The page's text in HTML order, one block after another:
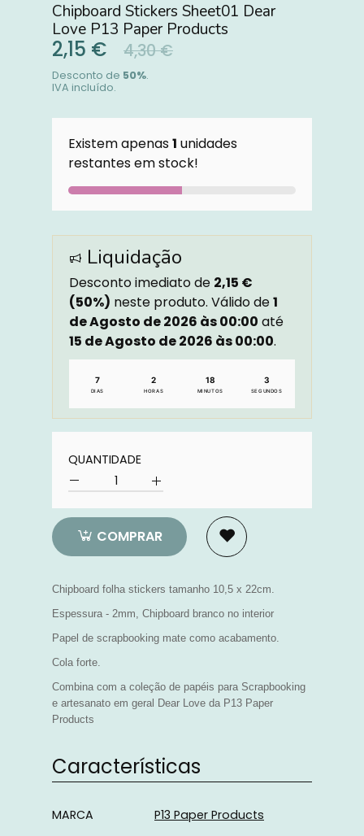
Chipboard Stickers Sheet01 Dear
Love P13 Paper Products
2,15 € 4,30 €
Desconto de 50%.
IVA incluído.
Existem apenas1 unidades
restantes em stock!
Liquidação
Desconto imediato de 2,15 €
(50%) neste produto. Válido de1
de Agosto de 2026 às 00:00 até
15 de Agosto de 2026 às 00:00.
7
DIAS
2
HORAS
18
MINUTOS
3
SEGUNDOS
Quantidade
QUANTIDADE
COMPRAR
Chipboard folha stickers tamanho 10,5 x 22cm.
Espessura - 2mm, Chipboard branco no interior
Papel de scrapbooking mate como acabamento.
Cola forte.
Combina com a coleção de papéis para Scrapbooking
e artesanato em geral Dear Love da P13 Paper
Products
Características
Características
MARCA P13 Paper Products